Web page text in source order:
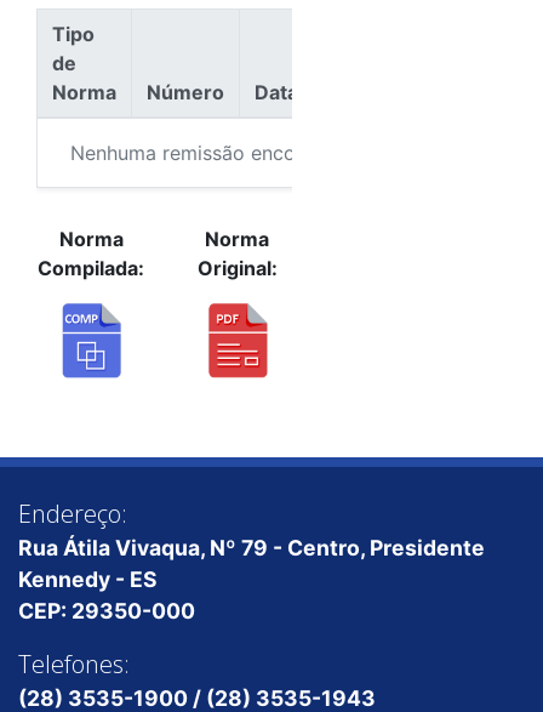
Tipo
de
Norma
Número Data
Nenhuma remissão encontrada.
Norma
Compilada:
Norma
Original:
Endereço:
Rua Átila Vivaqua, Nº 79 - Centro, Presidente
Kennedy - ES
CEP: 29350-000
Telefones:
(28) 3535-1900 / (28) 3535-1943